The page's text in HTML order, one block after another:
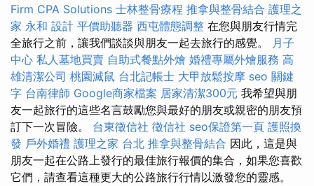
Firm CPA Solutions 士林整骨療程 推拿與整骨結合 護理之
家 永和 設計 平價助聽器 西屯體態調整 在您與朋友行情完
全旅行之前，讓我們談談與朋友一起去旅行的感覺。 月子
中心 私人墓地買賣 自助式餐點外燴 婚禮專屬外燴服務 高
雄清潔公司 桃園滅鼠 台北記帳士 大甲放鬆按摩 seo 關鍵
字 台南律師 Google商家檔案 居家清潔300元 我希望與朋
友一起旅行的這些名言鼓勵您與最好的朋友或親密的朋友預
訂下一次冒險。 台東徵信社 徵信社 seo保證第一頁 護照換
發 戶外婚禮 護理之家 台北 推拿與整骨結合 因此，這是與
朋友一起在公路上發行的最佳旅行報價的集合，如果您喜歡
它們，請查看這種更大的公路旅行行情以激發您的靈感。